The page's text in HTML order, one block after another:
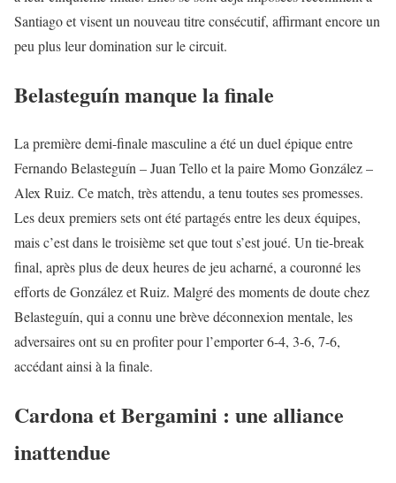
Santiago et visent un nouveau titre consécutif, affirmant encore un
peu plus leur domination sur le circuit.
Belasteguín manque la finale
La première demi-finale masculine a été un duel épique entre
Fernando Belasteguín – Juan Tello et la paire Momo González –
Alex Ruiz. Ce match, très attendu, a tenu toutes ses promesses.
Les deux premiers sets ont été partagés entre les deux équipes,
mais c’est dans le troisième set que tout s’est joué. Un tie-break
final, après plus de deux heures de jeu acharné, a couronné les
efforts de González et Ruiz. Malgré des moments de doute chez
Belasteguín, qui a connu une brève déconnexion mentale, les
adversaires ont su en profiter pour l’emporter 6-4, 3-6, 7-6,
accédant ainsi à la finale.
Cardona et Bergamini : une alliance
inattendue